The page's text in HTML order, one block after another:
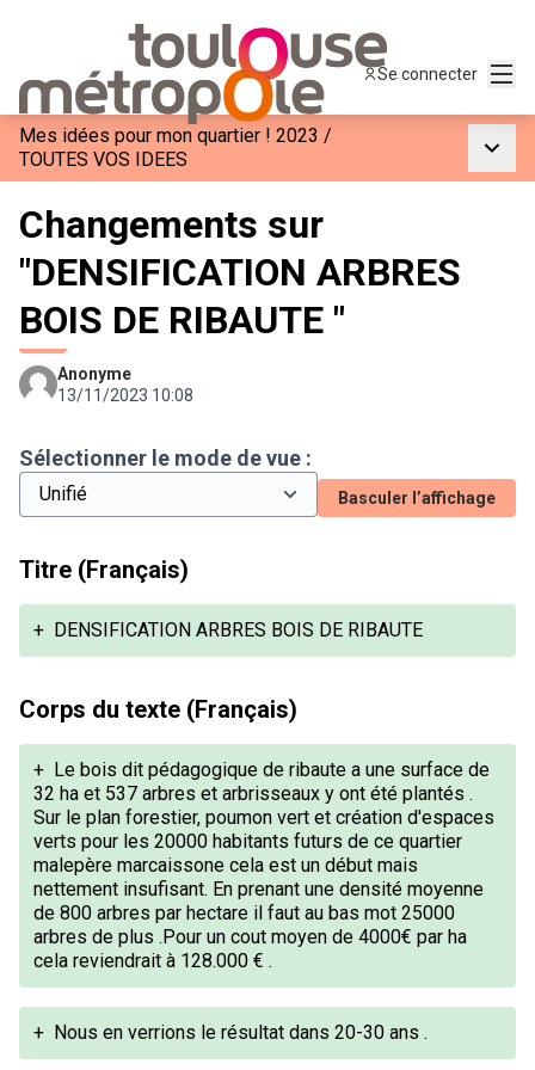
Se connecter
Mes idées pour mon quartier ! 2023 /
TOUTES VOS IDEES
Changements sur
"DENSIFICATION ARBRES
BOIS DE RIBAUTE "
Anonyme
13/11/2023 10:08
Sélectionner le mode de vue :
Basculer l’affichage
Titre (Français)
+ DENSIFICATION ARBRES BOIS DE RIBAUTE
Corps du texte (Français)
+ Le bois dit pédagogique de ribaute a une surface de
32 ha et 537 arbres et arbrisseaux y ont été plantés .
Sur le plan forestier, poumon vert et création d'espaces
verts pour les 20000 habitants futurs de ce quartier
malepère marcaissone cela est un début mais
nettement insufisant. En prenant une densité moyenne
de 800 arbres par hectare il faut au bas mot 25000
arbres de plus .Pour un cout moyen de 4000€ par ha
cela reviendrait à 128.000 € .
+ Nous en verrions le résultat dans 20-30 ans .